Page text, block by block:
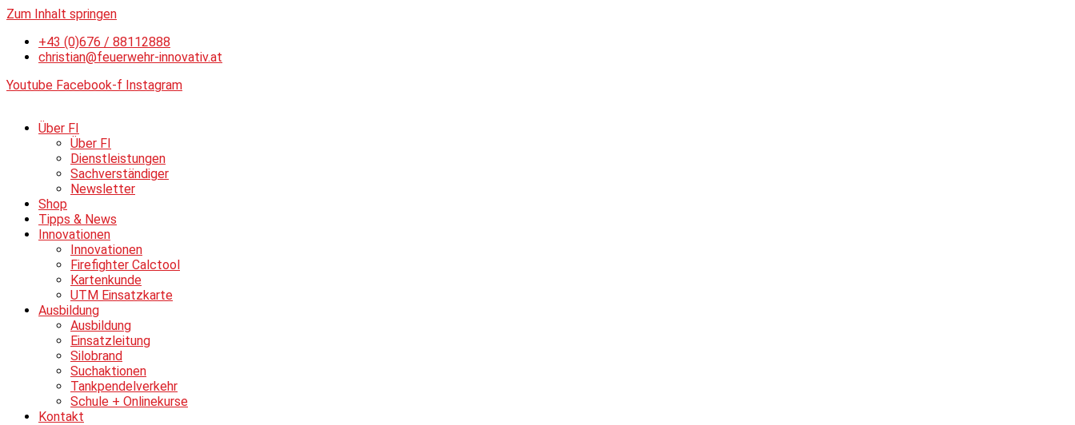
Zum Inhalt springen
+43 (0)676 / 88112888
christian@feuerwehr-innovativ.at
Youtube Facebook-f Instagram
Über FI
Über FI
Dienstleistungen
Sachverständiger
Newsletter
Shop
Tipps & News
Innovationen
Innovationen
Firefighter Calctool
Kartenkunde
UTM Einsatzkarte
Ausbildung
Ausbildung
Einsatzleitung
Silobrand
Suchaktionen
Tankpendelverkehr
Schule + Onlinekurse
Kontakt